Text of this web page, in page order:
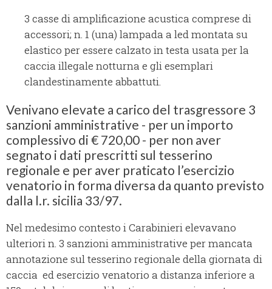
3 casse di amplificazione acustica comprese di
accessori; n. 1 (una) lampada a led montata su
elastico per essere calzato in testa usata per la
caccia illegale notturna e gli esemplari
clandestinamente abbattuti.
Venivano elevate a carico del trasgressore 3
sanzioni amministrative - per un importo
complessivo di € 720,00 - per non aver
segnato i dati prescritti sul tesserino
regionale e per aver praticato l’esercizio
venatorio in forma diversa da quanto previsto
dalla l.r. sicilia 33/97.
Nel medesimo contesto i Carabinieri elevavano
ulteriori n. 3 sanzioni amministrative per mancata
annotazione sul tesserino regionale della giornata di
caccia ed esercizio venatorio a distanza inferiore a